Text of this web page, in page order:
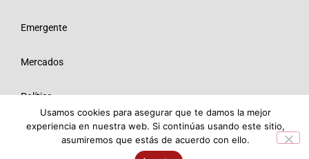
Emergente
Mercados
Política
Tecnologías
Usamos cookies para asegurar que te damos la mejor
experiencia en nuestra web. Si continúas usando este sitio,
asumiremos que estás de acuerdo con ello.